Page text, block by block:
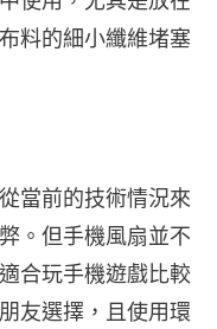
料的細小纖維堵塞
當前的技術情況來
。但手機風扇並不
合玩手機遊戲比較
友選擇，且使用環